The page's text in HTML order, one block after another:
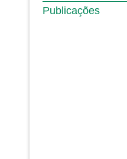
Publicações